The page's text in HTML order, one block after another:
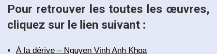
Pour retrouver les toutes les œuvres,
cliquez sur le lien suivant :
À la dérive – Nguyen Vinh Anh Khoa